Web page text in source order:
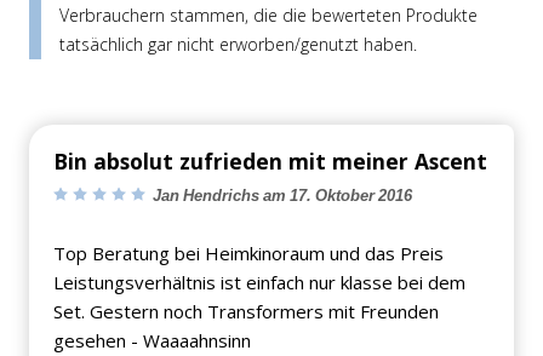
Verbrauchern stammen, die die bewerteten Produkte
tatsächlich gar nicht erworben/genutzt haben.
Bin absolut zufrieden mit meiner Ascent
Jan Hendrichs am 17. Oktober 2016
Top Beratung bei Heimkinoraum und das Preis
Leistungsverhältnis ist einfach nur klasse bei dem
Set. Gestern noch Transformers mit Freunden
gesehen - Waaaahnsinn